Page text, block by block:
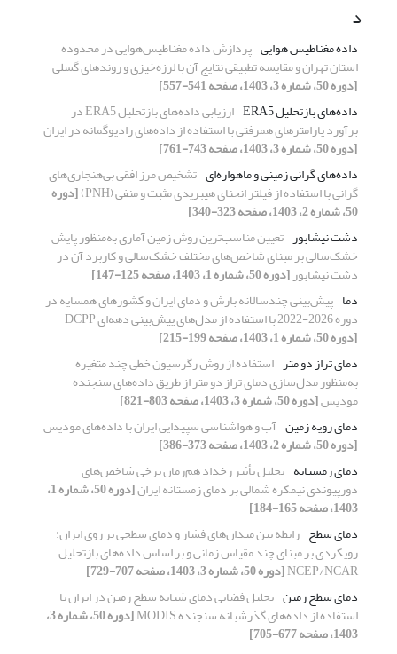
د
داده‌ مغناطیس هوایی پردازش داده‌ مغناطیس‌هوایی در محدوده
استان تهران و مقایسه تطبیقی نتایج آن با لرزه‌خیزی و روندهای گسلی
[دوره 50، شماره 3، 1403، صفحه 541-557]
داده‌های بازتحلیل ERA5
ارزیابی داده‌های بازتحلیل ERA5 در
برآورد پارامترهای همرفتی با استفاده از داده‌های رادیوگمانه در ایران
[دوره 50، شماره 3، 1403، صفحه 743-761]
داده‌های گرانی زمینی و ماهواره‌ای تشخیص مرز افقی بی‌هنجاری‌ها‌ی
گرانی با استفاده از فیلتر انحنای هیبریدی مثبت و منفی (PNH) [دوره
50، شماره 2، 1403، صفحه 323-340]
دشت نیشابور تعیین مناسب‌ترین روش زمین آماری به‌منظور پایش
خشک‌سالی بر مبنای شاخص‌های مختلف خشک‌سالی و کاربرد آن در
دشت نیشابور[دوره 50، شماره 1، 1403، صفحه 125-147]
دما پیش‌بینی چندسالانه بارش و دمای ایران و کشورهای همسایه در
دوره 2026-2022 با استفاده از مدل‌های پیش‌بینی دهه‌ای DCPP
[دوره 50، شماره 1، 1403، صفحه 199-215]
دمای تراز دو متر استفاده از روش رگرسیون خطی چند متغیره
به‌منظور مدل‌سازی دمای تراز دو متر از طریق داده‌های سنجنده
مودیس[دوره 50، شماره 3، 1403، صفحه 803-821]
دمای رویه زمین آب و هواشناسی سپیدایی ایران با داده‌های مودیس
[دوره 50، شماره 2، 1403، صفحه 373-386]
دمای زمستانه تحلیل تأثیر رخداد هم‌زمان برخی شاخص‌های
دورپیوندی نیمکره شمالی بر دمای زمستانه ایران [دوره 50، شماره 1،
1403، صفحه 165-184]
دمای سطح رابطه بین میدان‌های فشار و دمای سطحی بر روی ایران:
رویکردی بر مبنای چند مقیاس زمانی و بر اساس داده‌های بازتحلیل
NCEP/NCAR[دوره 50، شماره 3، 1403، صفحه 707-729]
دمای سطح زمین تحلیل فضایی دمای ‌شبانه سطح زمین در ایران با
استفاده از داده‌‌های گذر‌شبانه سنجنده MODIS [دوره 50، شماره 3،
1403، صفحه 677-705]